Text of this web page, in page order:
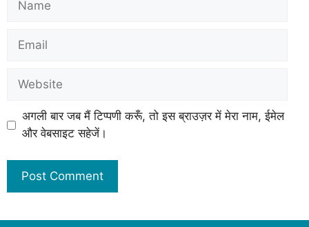
अगली बार जब मैं टिप्पणी करूँ, तो इस ब्राउज़र में मेरा नाम, ईमेल
और वेबसाइट सहेजें।